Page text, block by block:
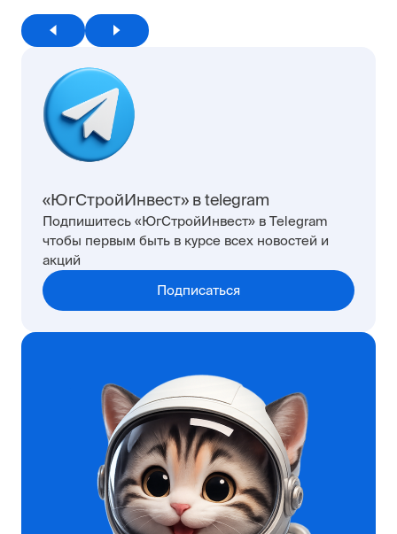
«ЮгСтройИнвест» в telegram
Подпишитесь «ЮгСтройИнвест» в Telegram
чтобы первым быть в курсе всех новостей и
акций
Подписаться